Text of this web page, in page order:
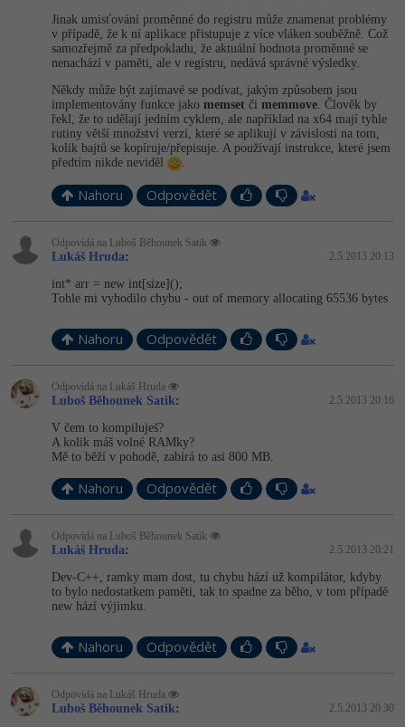
Jinak umisťování proměnné do registru může znamenat problémy
v případě, že k ní aplikace přistupuje z více vláken souběžně. Což
samozřejmě za předpokladu, že aktuální hodnota proměnné se
nenachází v paměti, ale v registru, nedává správné výsledky.
Někdy může být zajímavé se podívat, jakým způsobem jsou
implementovány funkce jako memset či memmove . Člověk by
řekl, že to udělají jedním cyklem, ale například na x64 mají tyhle
rutiny větší množství verzí, které se aplikují v závislosti na tom,
kolik bajtů se kopíruje/přepisuje. A používají instrukce, které jsem
předtím nikde neviděl
Nahoru Odpovědět
Odpovídá na Luboš Běhounek Satik
Lukáš Hruda: 2.5.2013 20:13
int* arr = new int[size]();
Tohle mi vyhodilo chybu - out of memory allocating 65536 bytes
Nahoru Odpovědět
Odpovídá na Lukáš Hruda
Luboš Běhounek Satik: 2.5.2013 20:16
V čem to kompiluješ?
A kolik máš volné RAMky?
Mě to běží v pohodě, zabírá to asi 800 MB.
Nahoru Odpovědět
Odpovídá na Luboš Běhounek Satik
Lukáš Hruda: 2.5.2013 20:21
Dev-C++, ramky mam dost, tu chybu hází už kompilátor, kdyby
to bylo nedostatkem paměti, tak to spadne za běho, v tom případě
new hází výjimku.
Nahoru Odpovědět
Odpovídá na Lukáš Hruda
Luboš Běhounek Satik: 2.5.2013 20:30